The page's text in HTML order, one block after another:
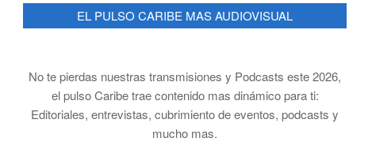
EL PULSO CARIBE MAS AUDIOVISUAL
No te pierdas nuestras transmisiones y Podcasts este 2026,
el pulso Caribe trae contenido mas dinámico para ti:
Editoriales, entrevistas, cubrimiento de eventos, podcasts y
mucho mas.